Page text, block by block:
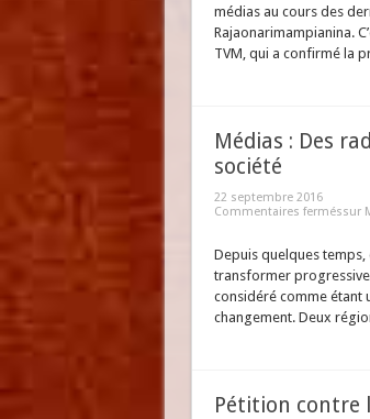
médias au cours des
Rajaonarimampianina.
TVM, qui a confirmé la
Médias : Des
société
22 septembre 2016
Commentaires ferméssur
Depuis quelques
transformer
considéré comme étant
changement. Deux
Pétition contre